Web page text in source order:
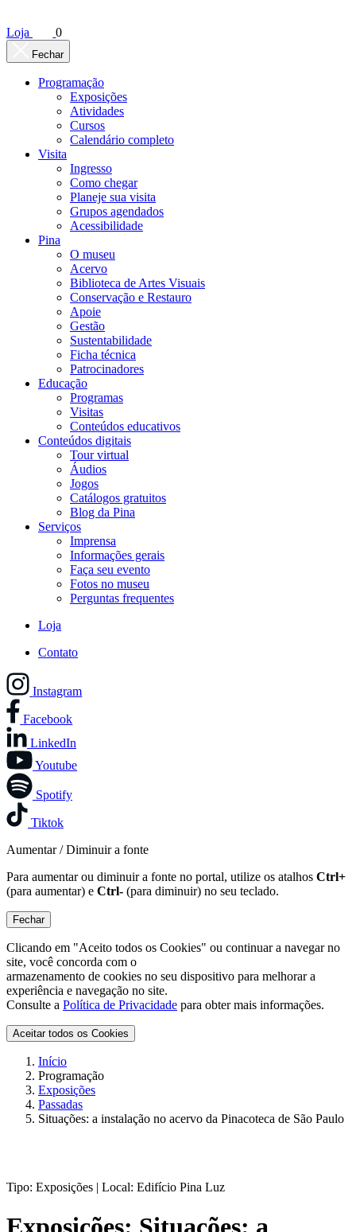
Loja 0
Fechar
Programação
Exposições
Atividades
Cursos
Calendário completo
Visita
Ingresso
Como chegar
Planeje sua visita
Grupos agendados
Acessibilidade
Pina
O museu
Acervo
Biblioteca de Artes Visuais
Conservação e Restauro
Apoie
Gestão
Sustentabilidade
Ficha técnica
Patrocinadores
Educação
Programas
Visitas
Conteúdos educativos​
Conteúdos digitais
Tour virtual
Áudios
Jogos
Catálogos gratuitos
Blog da Pina
Serviços
Imprensa
Informações gerais
Faça seu evento
Fotos no museu
Perguntas frequentes
Loja
Contato
Instagram
Facebook
LinkedIn
Youtube
Spotify
Tiktok
Aumentar / Diminuir a fonte
Para aumentar ou diminuir a fonte no portal, utilize os atalhos Ctrl+
(para aumentar) e Ctrl- (para diminuir) no seu teclado.
Fechar
Clicando em "Aceito todos os Cookies" ou continuar a navegar no
site, você concorda com o
armazenamento de cookies no seu dispositivo para melhorar a
experiência e navegação no site.
Consulte a Política de Privacidade para obter mais informações.
Aceitar todos os Cookies
Início
Programação
Exposições
Passadas
Situações: a instalação no acervo da Pinacoteca de São Paulo
Tipo: Exposições | Local: Edifício Pina Luz